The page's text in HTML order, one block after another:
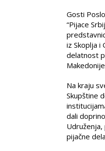
Gosti
“Pijace
iz Skoplja i
delatnost
Na kraju
Skupštine
dali
Udruženja,
pijačne